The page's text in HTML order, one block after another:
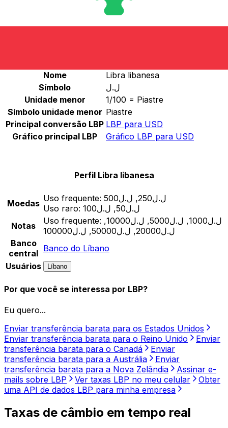
Nome
Libra libanesa
Símbolo
ل.ل
Unidade menor
1/100 = Piastre
Símbolo unidade menor Piastre
Principal conversão LBP LBP para USD
Gráfico principal LBP
Gráfico LBP para USD
Perfil Libra libanesa
Moedas Uso frequente:
ل.ل250, ل.ل500
Uso raro:
ل.ل50, ل.ل100
Notas
Uso frequente: ل.ل1000, ل.ل5000, ل.ل10000,
ل.ل20000, ل.ل50000, ل.ل100000
Banco
central Banco do Líbano
Usuários
Líbano
Por que você se interessa por LBP?
Eu quero...
Enviar transferência barata para os Estados Unidos
Enviar transferência barata para o Reino Unido
Enviar
transferência barata para o Canadá
Enviar
transferência barata para a Austrália
Enviar
transferência barata para a Nova Zelândia
Assinar e-
mails sobre LBP
Ver taxas LBP no meu celular
Obter
uma API de dados LBP para minha empresa
Taxas de câmbio em tempo real